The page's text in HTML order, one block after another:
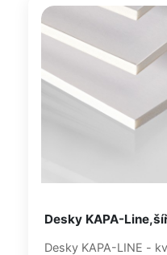
Desky KAPA-
Desky KAPA-LINE - kvalitní sendvičová lehčená